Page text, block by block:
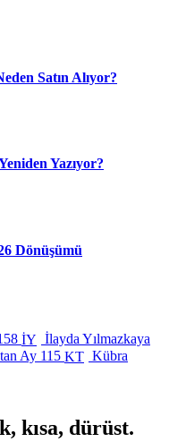
Satın Alıyor?
Yazıyor?
Dönüşümü
İY İlayda Yılmazkaya
Ay 115 KT Kübra
kısa, dürüst.